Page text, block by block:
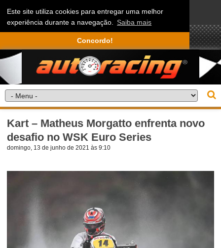
Este site utiliza cookies para entregar uma melhor
experiência durante a navegação. Saiba mais
Concordo!
Kart – Matheus Morgatto enfrenta novo
desafio no WSK Euro Series
domingo, 13 de junho de 2021 às 9:10